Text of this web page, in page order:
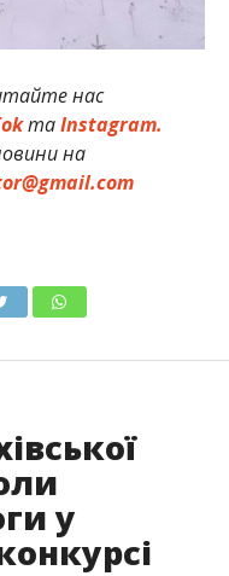
нас
таInstagram.
на
у